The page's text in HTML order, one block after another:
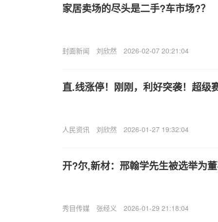
家居卖场的尽头是二手?车市场?？
封面新闻 刘欣然 2026-02-07 20:21:04
直.线涨停！刚刚，利好突袭！超级
人民资讯 刘欣然 2026-01-27 19:32:04
开?尔,新材：邢翰学先生被选举为
秀目传媒 张经义 2026-01-29 21:18:04